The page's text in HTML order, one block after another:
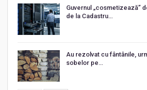
Guvernul „cosmetizează”
de la Cadastru…
Au rezolvat cu fântânile,
sobelor pe…